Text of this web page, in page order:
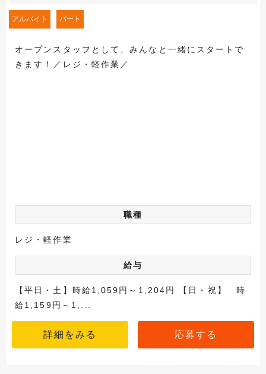
アルバイト パート
オープンスタッフとして、みんなと一緒にスタートで
きます！／レジ・軽作業／
職種
レジ・軽作業
給与
【平日・土】時給1,059円～1,204円 【日・祝】 時
給1,159円～1,...
詳細をみる 応募する